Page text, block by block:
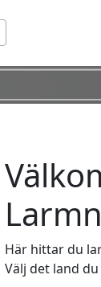
Här hittar du
Välj det land